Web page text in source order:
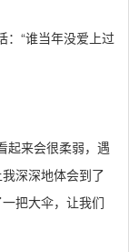
：“谁当年没爱上过
起来会很柔弱，遇
深深地体会到了
把大伞，让我们